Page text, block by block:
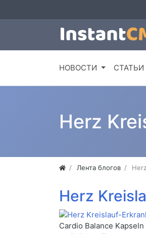
НОВОСТИ СТАТЬИ
Herz
Лента блогов
Herz
Cardio Balance